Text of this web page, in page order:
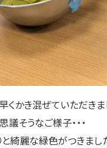
くかき混ぜていただきま
そうなご様子・・・
綺麗な緑色がつきまし